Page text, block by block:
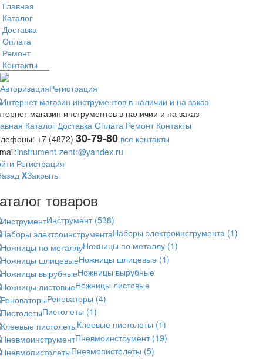
Главная
Каталог
Доставка
Оплата
Ремонт
Контакты
АвторизацияРегистрация
магазин инструментов в наличии и на заказ
Каталог Доставка Оплата Ремонт Контакты
+7 (4872) 30-79-80 все контакты
instrument-zentr@yandex.ru
Регистрация
XЗакрыть
товаров
Инструмент (538)
Наборы электроинструмента (1)
Ножницы по металлу (1)
Ножницы шлицевые (1)
Ножницы вырубные
Ножницы листовые
Реноваторы (4)
Пистолеты (1)
Клеевые пистолеты (1)
Пневмоинструмент (19)
Пневмопистолеты (5)